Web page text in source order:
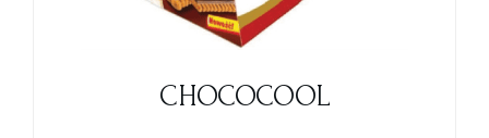
CHOCOCOOL